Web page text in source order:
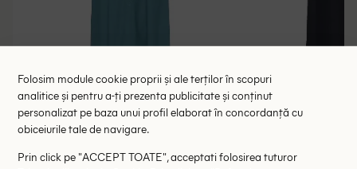
Rochie medie Cream, albastru
134.00 lei 275.00 lei
RRP: 475.00 lei
Rochie medie
Folosim module cookie proprii și ale terților în scopuri
analitice și pentru a-ți prezenta publicitate și conținut
personalizat pe baza unui profil elaborat în concordanță cu
obiceiurile tale de navigare.
Prin click pe "ACCEPT TOATE", acceptati folosirea tuturor